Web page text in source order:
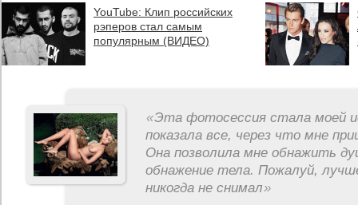
YouTube: Клип российских
рэперов стал самым
популярным (ВИДЕО)
«Эта фотосессия стала моей
показала все, через что мне
Она позволила мне обнажить
обнажение тела. Пожалуй,
никогда не снимал»